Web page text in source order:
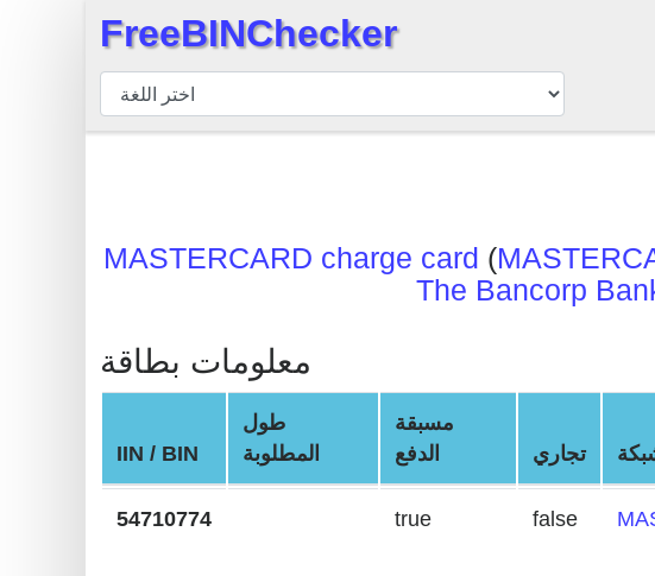
مدقق
BIN
BIN
BIN
BIN
Checker
v2
FreeBINChecker
MASTERCARD charge card (
The Bancorp
معلومات بطاقة
IIN / BIN
طول
المطلوبة
مسبقة
الدفع
تجاري
54710774 true false